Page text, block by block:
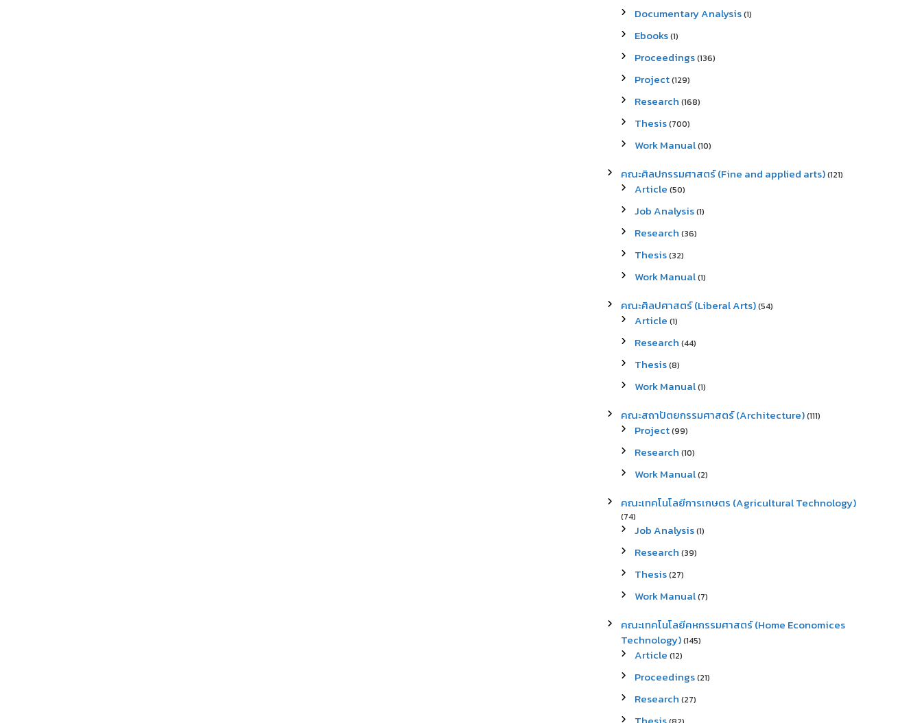
Documentary Analysis(1)
Ebooks(1)
Proceedings(136)
Project(129)
Research (168)
Thesis(700)
Work Manual(10)
คณะศิลปกรรมศาสตร์ (Fine and applied arts)(121)
Article (50)
Job Analysis(1)
Research (36)
Thesis(32)
Work Manual(1)
คณะศิลปศาสตร์ (Liberal Arts)(54)
Article (1)
Research (44)
Thesis(8)
Work Manual(1)
คณะสถาปัตยกรรมศาสตร์ (Architecture)(111)
Project(99)
Research (10)
Work Manual(2)
คณะเทคโนโลยีการเกษตร (Agricultural Technology)
(74)
Job Analysis(1)
Research (39)
Thesis(27)
Work Manual(7)
คณะเทคโนโลยีคหกรรมศาสตร์ (Home Economices
Technology)(145)
Article (12)
Proceedings(21)
Research (27)